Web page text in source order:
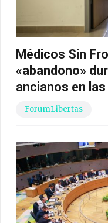
Médicos Sin
«abandono»
ancianos en
ForumLibertas